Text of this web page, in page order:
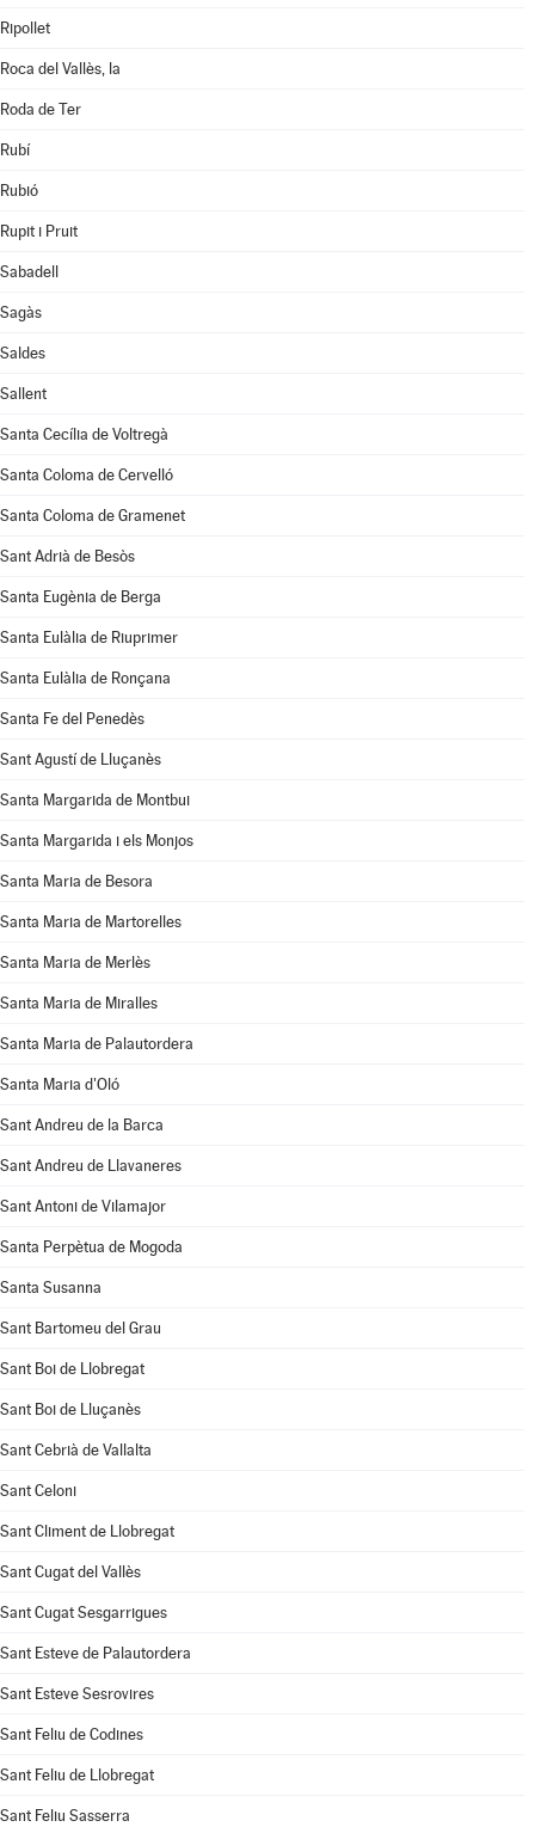
Ripollet
Roca del Vallès, la
Roda de Ter
Rubí
Rubió
Rupit i Pruit
Sabadell
Sagàs
Saldes
Sallent
Santa Cecília de Voltregà
Santa Coloma de Cervelló
Santa Coloma de Gramenet
Sant Adrià de Besòs
Santa Eugènia de Berga
Santa Eulàlia de Riuprimer
Santa Eulàlia de Ronçana
Santa Fe del Penedès
Sant Agustí de Lluçanès
Santa Margarida de Montbui
Santa Margarida i els Monjos
Santa Maria de Besora
Santa Maria de Martorelles
Santa Maria de Merlès
Santa Maria de Miralles
Santa Maria de Palautordera
Santa Maria d'Oló
Sant Andreu de la Barca
Sant Andreu de Llavaneres
Sant Antoni de Vilamajor
Santa Perpètua de Mogoda
Santa Susanna
Sant Bartomeu del Grau
Sant Boi de Llobregat
Sant Boi de Lluçanès
Sant Cebrià de Vallalta
Sant Celoni
Sant Climent de Llobregat
Sant Cugat del Vallès
Sant Cugat Sesgarrigues
Sant Esteve de Palautordera
Sant Esteve Sesrovires
Sant Feliu de Codines
Sant Feliu de Llobregat
Sant Feliu Sasserra